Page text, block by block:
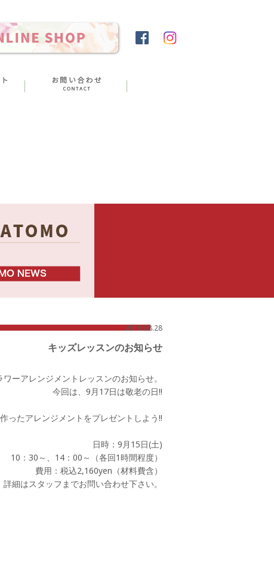
2018.08.28
キッズレッスンのお知らせ
ーアレンジメントレッスンのお知らせ。
今回は、9月17日は敬老の日!!
ったアレンジメントをプレゼントしよう!!
日時：9月15日(土)
10：30～、14：00～（各回1時間程度）
費用：税込2,160yen（材料費含）
詳細はスタッフまでお問い合わせ下さい。